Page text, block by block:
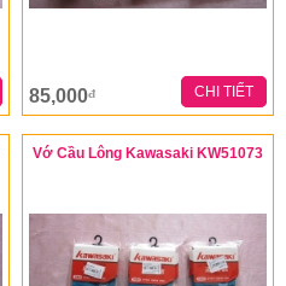
85,000đ CHI TIẾT
Vớ Cầu Lông Kawasaki KW51073